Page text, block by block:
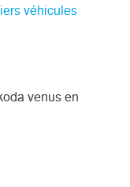
véhicules
venus en